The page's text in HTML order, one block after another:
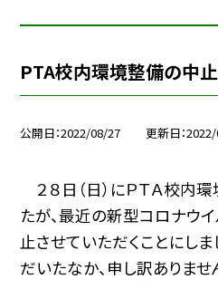
PTA校内環境整備の中
公開日 2022/08/27 更新日
２８日（日）にＰＴＡ校内
たが、最近の新型コロナウ
止させていただくことにし
だいたなか、申し訳ありませ